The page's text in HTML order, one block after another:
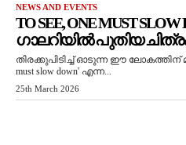
NEWS AND EVENTS
TO SEE, ONE MUST
ഗാലറിയിൽ പുതിയ
തിരക്കുപിടിച്ച് ഓടുന്ന ഈ ലോകത്തിന്
must slow down' എന്ന...
25th March 2026